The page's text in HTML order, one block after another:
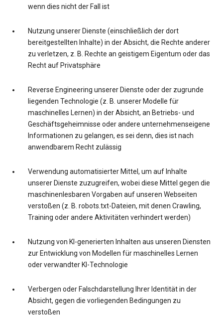
wenn dies nicht der Fall ist
Nutzung unserer Dienste (einschließlich der dort
bereitgestellten Inhalte) in der Absicht, die Rechte anderer
zu verletzen, z. B. Rechte an geistigem Eigentum oder das
Recht auf Privatsphäre
Reverse Engineering unserer Dienste oder der zugrunde
liegenden Technologie (z. B. unserer Modelle für
maschinelles Lernen) in der Absicht, an Betriebs- und
Geschäftsgeheimnisse oder andere unternehmenseigene
Informationen zu gelangen, es sei denn, dies ist nach
anwendbarem Recht zulässig
Verwendung automatisierter Mittel, um auf Inhalte
unserer Dienste zuzugreifen, wobei diese Mittel gegen die
maschinenlesbaren Vorgaben auf unseren Webseiten
verstoßen (z. B. robots.txt-Dateien, mit denen Crawling,
Training oder andere Aktivitäten verhindert werden)
Nutzung von KI-generierten Inhalten aus unseren Diensten
zur Entwicklung von Modellen für maschinelles Lernen
oder verwandter KI-Technologie
Verbergen oder Falschdarstellung Ihrer Identität in der
Absicht, gegen die vorliegenden Bedingungen zu
verstoßen